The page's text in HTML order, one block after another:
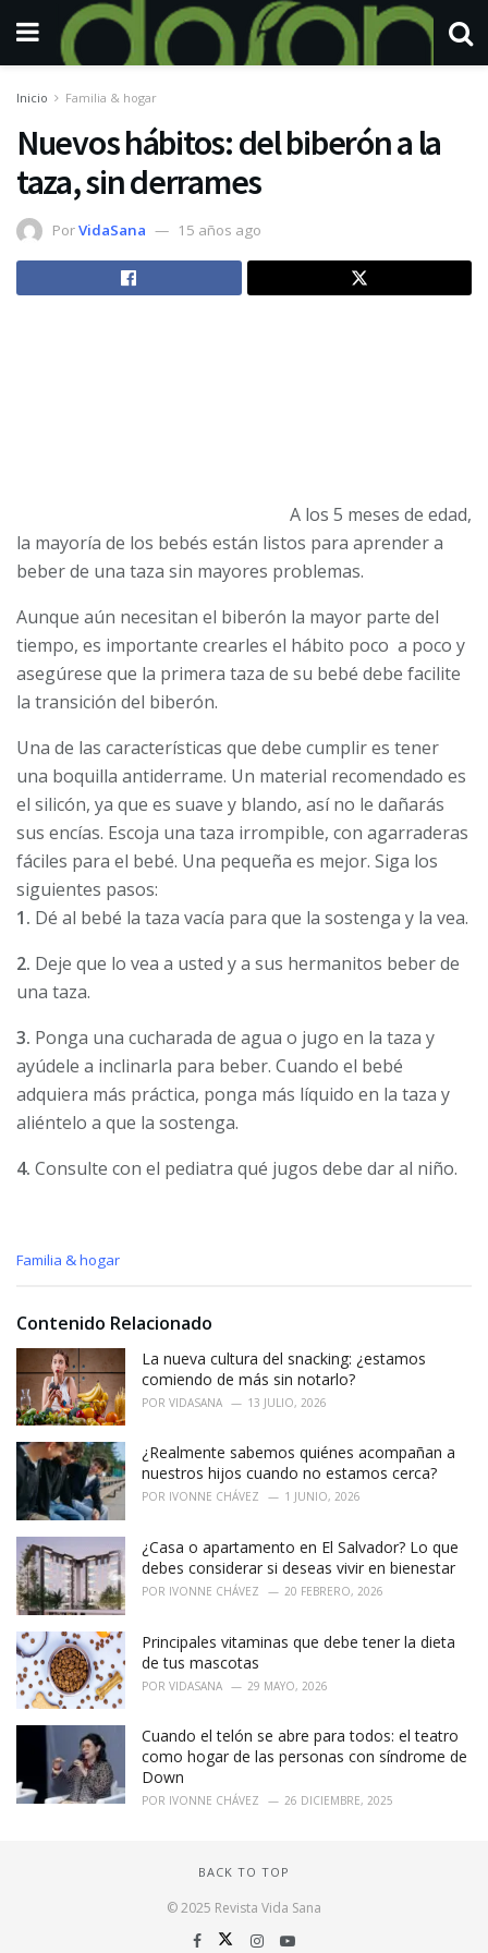
Inicio Familia & hogar
Nuevos hábitos: del biberón a la
taza, sin derrames
PorVidaSana 15 años ago
A los 5 meses de edad,
la mayoría de los bebés están listos para aprender a
beber de una taza sin mayores problemas.
Aunque aún necesitan el biberón la mayor parte del
tiempo, es importante crearles el hábito poco a poco y
asegúrese que la primera taza de su bebé debe facilite
la transición del biberón.
Una de las características que debe cumplir es tener
una boquilla antiderrame. Un material recomendado es
el silicón, ya que es suave y blando, así no le dañarás
sus encías. Escoja una taza irrompible, con agarraderas
fáciles para el bebé. Una pequeña es mejor. Siga los
siguientes pasos:
1. Dé al bebé la taza vacía para que la sostenga y la vea.
2. Deje que lo vea a usted y a sus hermanitos beber de
una taza.
3. Ponga una cucharada de agua o jugo en la taza y
ayúdele a inclinarla para beber. Cuando el bebé
adquiera más práctica, ponga más líquido en la taza y
aliéntelo a que la sostenga.
4. Consulte con el pediatra qué jugos debe dar al niño.
C
e
r
e
:
Familia & hogar
Contenido Relacionado
La nueva cultura del snacking: ¿estamos
comiendo de más sin notarlo?
POR VIDASANA 13 JULIO, 2026
¿Realmente sabemos quiénes acompañan a
nuestros hijos cuando no estamos cerca?
POR IVONNE CHÁVEZ 1 JUNIO, 2026
¿Casa o apartamento en El Salvador? Lo que
debes considerar si deseas vivir en bienestar
POR IVONNE CHÁVEZ 20 FEBRERO, 2026
Principales vitaminas que debe tener la dieta
de tus mascotas
POR VIDASANA 29 MAYO, 2026
Cuando el telón se abre para todos: el teatro
como hogar de las personas con síndrome de
Down
POR IVONNE CHÁVEZ 26 DICIEMBRE, 2025
BACK TO TOP
© 2025 Revista Vida Sana